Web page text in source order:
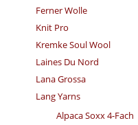
Ferner Wolle
Knit Pro
Kremke Soul Wool
Laines Du Nord
Lana Grossa
Lang Yarns
Alpaca Soxx 4-Fach